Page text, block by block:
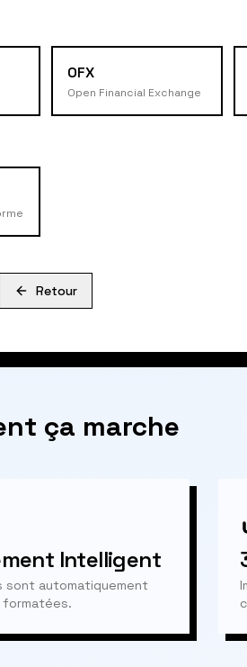
OFX
Open Financial Exchange
Retour
ça marche
Intelligent
sont automatiquement